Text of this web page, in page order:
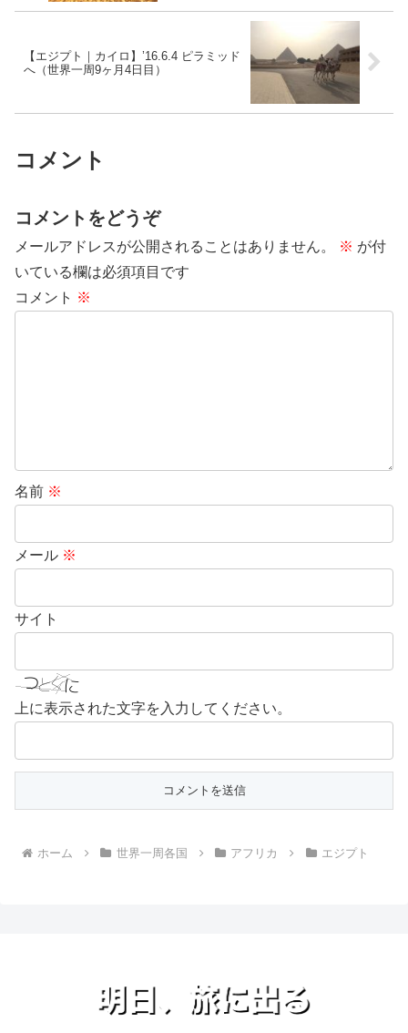
【エジプト｜カイロ】’16.6.4 ピラミッド
へ（世界一周9ヶ月4日目）
コメント
コメントをどうぞ
メールアドレスが公開されることはありません。 ※ が付
いている欄は必須項目です
コメント ※
名前 ※
メール ※
サイト
上に表示された文字を入力してください。
ホーム 世界一周各国 アフリカ エジプト